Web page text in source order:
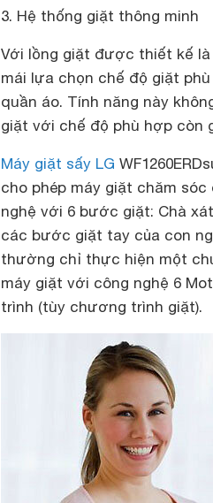
3. Hệ thống giặt thông minh
Với lồng giặt được thiết kế
mái lựa chọn chế độ giặt
quần áo. Tính năng này
giặt với chế độ phù hợp còn
Máy giặt sấy LG WF1260ERD
cho phép máy giặt chăm
nghệ với 6 bước giặt: Chà
các bước giặt tay của con
thường chỉ thực hiện một
máy giặt với công nghệ 6
trình (tùy chương trình giặt).